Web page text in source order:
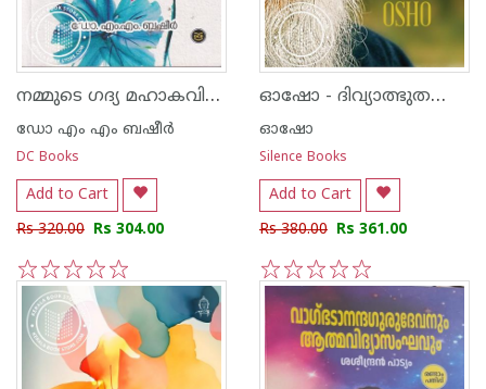
നമ്മുടെ ഗദ്യ മഹാകവികള്‍
ഡോ എം എം ബഷീര്‍
DC Books
Add to Cart
Rs 320.00 Rs 304.00
5
3
2
1
ഓഷോ - ദിവ്യാത്ഭുതത്തിനായി തയ്യാറെടുക്കുക
ഓഷോ
Silence Books
Add to Cart
Rs 380.00 Rs 361.00
5
4
3
2
1